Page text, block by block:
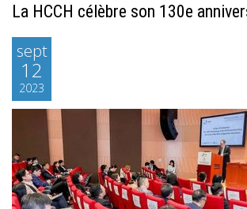
La HCCH célèbre son 130e
sept
12
2023